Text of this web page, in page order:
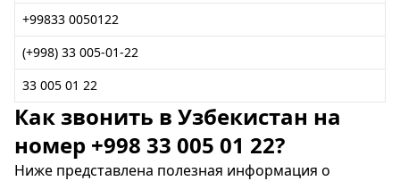
+99833 0050122
(+998) 33 005-01-22
33 005 01 22
Как звонить в Узбекистан на
номер +998 33 005 01 22?
Ниже представлена полезная информация о